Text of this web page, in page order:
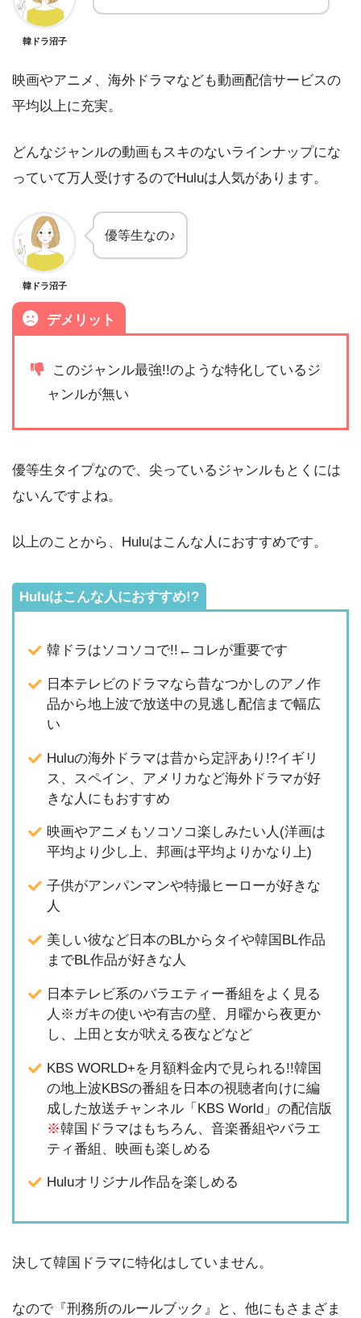
韓ドラ沼子
映画やアニメ、海外ドラマなども動画配信サービスの
平均以上に充実。
どんなジャンルの動画もスキのないラインナップにな
っていて万人受けするのでHuluは人気があります。
韓ドラ沼子
優等生なの♪
デメリット
このジャンル最強!!のような特化しているジ
ャンルが無い
優等生タイプなので、尖っているジャンルもとくには
ないんですよね。
以上のことから、Huluはこんな人におすすめです。
Huluはこんな人におすすめ!?
韓ドラはソコソコで!!←コレが重要です
日本テレビのドラマなら昔なつかしのアノ作
品から地上波で放送中の見逃し配信まで幅広
い
Huluの海外ドラマは昔から定評あり!?イギリ
ス、スペイン、アメリカなど海外ドラマが好
きな人にもおすすめ
映画やアニメもソコソコ楽しみたい人(洋画は
平均より少し上、邦画は平均よりかなり上)
子供がアンパンマンや特撮ヒーローが好きな
人
美しい彼など日本のBLからタイや韓国BL作品
までBL作品が好きな人
日本テレビ系のバラエティー番組をよく見る
人※ガキの使いや有吉の壁、月曜から夜更か
し、上田と女が吠える夜などなど
KBS WORLD+を月額料金内で見られる!!韓国
の地上波KBSの番組を日本の視聴者向けに編
成した放送チャンネル「KBS World」の配信版
※韓国ドラマはもちろん、音楽番組やバラエ
ティ番組、映画も楽しめる
Huluオリジナル作品を楽しめる
決して韓国ドラマに特化はしていません。
なので『刑務所のルールブック』と、他にもさまざま